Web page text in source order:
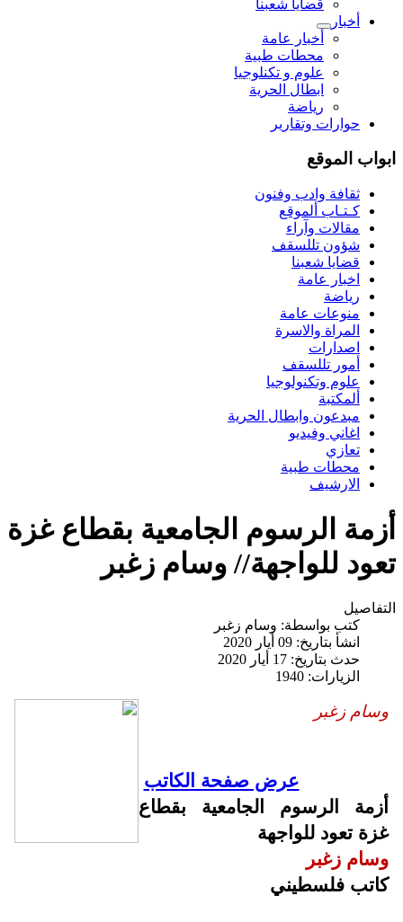
قضايا شعبنا
أخبار
أخبار عامة
محطات طبية
علوم و تکنلوجیا
ابطال الحرية
رياضة
حوارات وتقارير
ابواب الموقع
ثقافة وادب وفنون
كـتـاب ألموقع
مقالات وآراء
شؤون تللسقف
قضايا شعبنا
اخبار عامة
رياضة
منوعات عامة
المراة والاسرة
اصدارات
أمور تللسقف
علوم وتكنولوجيا
ألمكتبة
مبدعون وابطال الحرية
اغاني وفيديو
تعازي
محطات طبية
الارشيف
أزمة الرسوم الجامعية بقطاع غزة
تعود للواجهة// وسام زغبر
التفاصيل
كتب بواسطة: وسام زغبر
انشأ بتاريخ: 09 أيار 2020
حدث بتاريخ: 17 أيار 2020
الزيارات: 1940
وسام زغبر
عرض صفحة الكاتب
أزمة الرسوم الجامعية بقطاع
غزة تعود للواجهة
وسام زغبر
كاتب فلسطيني